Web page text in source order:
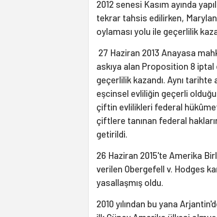
2012 senesi Kasım ayında
tekrar tahsis edilirken,
oylaması yolu ile geçerlilik
27 Haziran 2013 Anayasa
askıya alan Proposition 8
geçerlilik kazandı. Aynı
eşcinsel evliliğin geçerli
çiftin evlilikleri federal
çiftlere tanınan federal
getirildi.
26 Haziran 2015'te Amerika
verilen Obergefell v. Hodges
yasallaşmış oldu.
2010 yılından bu yana